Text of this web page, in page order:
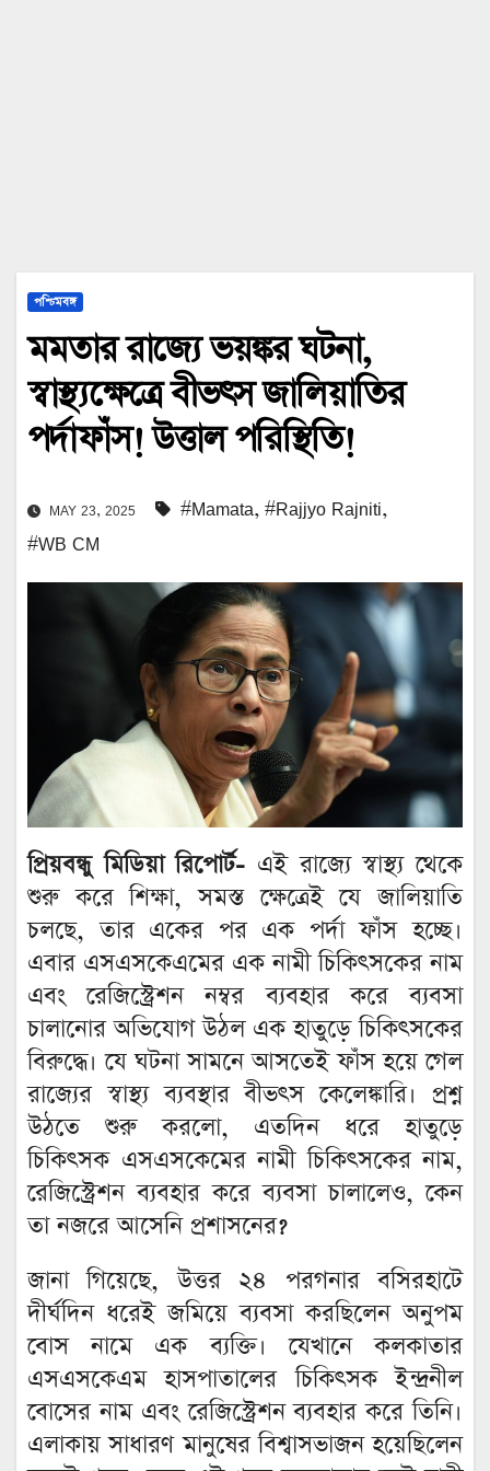
পশ্চিমবঙ্গ
মমতার রাজ্যে ভয়ঙ্কর ঘটনা,
স্বাস্থ্যক্ষেত্রে বীভৎস জালিয়াতির
পর্দাফাঁস! উত্তাল পরিস্থিতি!
MAY 23, 2025 #Mamata, #Rajjyo Rajniti,
#WB CM
প্রিয়বন্ধু মিডিয়া রিপোর্ট- এই রাজ্যে স্বাস্থ্য থেকে
শুরু করে শিক্ষা, সমস্ত ক্ষেত্রেই যে জালিয়াতি
চলছে, তার একের পর এক পর্দা ফাঁস হচ্ছে।
এবার এসএসকেএমের এক নামী চিকিৎসকের নাম
এবং রেজিস্ট্রেশন নম্বর ব্যবহার করে ব্যবসা
চালানোর অভিযোগ উঠল এক হাতুড়ে চিকিৎসকের
বিরুদ্ধে। যে ঘটনা সামনে আসতেই ফাঁস হয়ে গেল
রাজ্যের স্বাস্থ্য ব্যবস্থার বীভৎস কেলেঙ্কারি। প্রশ্ন
উঠতে শুরু করলো, এতদিন ধরে হাতুড়ে
চিকিৎসক এসএসকেমের নামী চিকিৎসকের নাম,
রেজিস্ট্রেশন ব্যবহার করে ব্যবসা চালালেও, কেন
তা নজরে আসেনি প্রশাসনের?
জানা গিয়েছে, উত্তর ২৪ পরগনার বসিরহাটে
দীর্ঘদিন ধরেই জমিয়ে ব্যবসা করছিলেন অনুপম
বোস নামে এক ব্যক্তি। যেখানে কলকাতার
এসএসকেএম হাসপাতালের চিকিৎসক ইন্দ্রনীল
বোসের নাম এবং রেজিস্ট্রেশন ব্যবহার করে তিনি।
এলাকায় সাধারণ মানুষের বিশ্বাসভাজন হয়েছিলেন